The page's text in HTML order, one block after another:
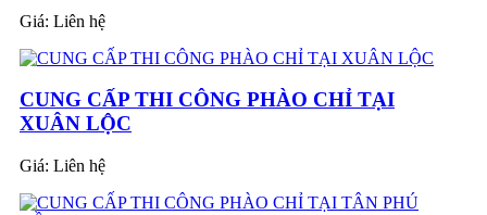
Giá: Liên hệ
CUNG CẤP THI CÔNG PHÀO CHỈ TẠI
XUÂN LỘC
Giá: Liên hệ